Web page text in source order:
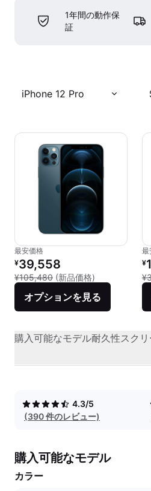
1年間の動作保
証
iPhone 12 Pro
最安価格
リファービッシュ品の価格：
¥39,558
¥105,480 (新品価格) 新品との比
オプションを見る
最
¥
購入可能なモデル耐久性スク
4.3/5
(390 件のレビュー)
購入可能なモデル
カラー